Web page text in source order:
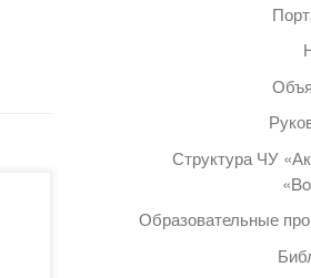
Структура ЧУ
Образовательные